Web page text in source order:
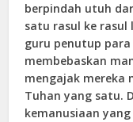
berpindah utuh
satu rasul ke
guru penutup
membebaskan
mengajak mereka
Tuhan yang satu.
kemanusiaan